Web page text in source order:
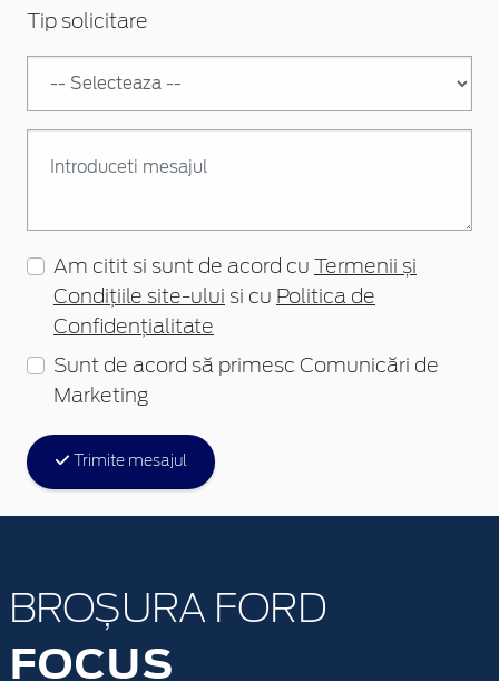
Tip solicitare
Am citit si sunt de acord cu
Termenii și
Condițiile site-ului si cu Politica de
Confidențialitate
Sunt de acord să primesc Comunicări de
Marketing
Trimite mesajul
BROȘURA FORD
FOCUS